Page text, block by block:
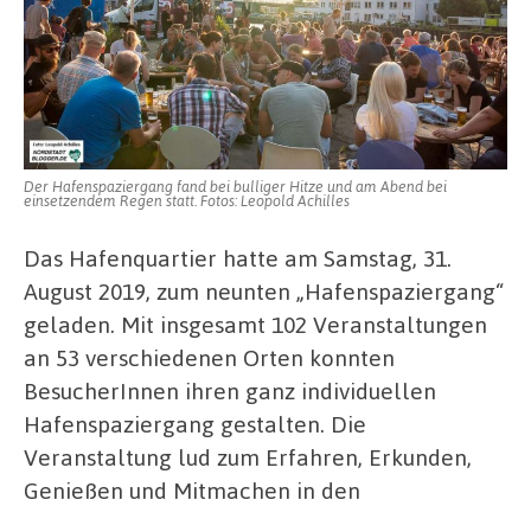
Der Hafenspaziergang fand bei bulliger Hitze und am Abend bei
einsetzendem Regen statt. Fotos: Leopold Achilles
Das Hafenquartier hatte am Samstag, 31.
August 2019, zum neunten „Hafenspaziergang“
geladen. Mit insgesamt 102 Veranstaltungen
an 53 verschiedenen Orten konnten
BesucherInnen ihren ganz individuellen
Hafenspaziergang gestalten. Die
Veranstaltung lud zum Erfahren, Erkunden,
Genießen und Mitmachen in den